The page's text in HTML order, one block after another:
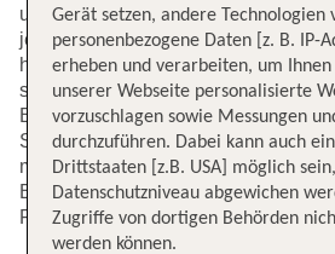
und Entspannen und auch
jede Menge zu bieten. Der Badeort
hat eine hervorragende touristische
schätzen die Auswahl an
Bars und flanieren gerne durch die
Santa Cruz mit ihren engen Gassen.
mittelalterlichen Castillo de Santa
Besuch wert. Und: Rund um Alicante
Frühling und Herbst wunderbar
Gerät setzen, andere Technologien
personenbezogene Daten [z. B. IP-
erheben und verarbeiten, um
unserer Webseite personalisierte
vorzuschlagen sowie Messungen
durchzuführen. Dabei kann auch
Drittstaaten [z.B. USA] möglich
Datenschutzniveau abgewichen
Zugriffe von dortigen Behörden
werden können.